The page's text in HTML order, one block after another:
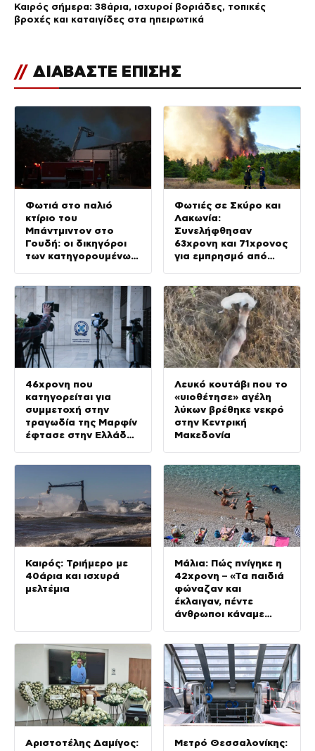
Καιρός σήμερα: 38άρια, ισχυροί βοριάδες, τοπικές
βροχές και καταιγίδες στα ηπειρωτικά
// ΔΙΑΒΑΣΤΕ ΕΠΙΣΗΣ
Φωτιά στο παλιό
κτίριο του
Μπάντμιντον στο
Γουδή: οι δικηγόροι
των κατηγορουμένων
ελλείψεων και
σοβαρών κενών»
Φωτιές σε Σκύρο και
Λακωνία:
Συνελήφθησαν
63χρονη και 71χρονος
για εμπρησμό από
46χρονη που
κατηγορείται για
συμμετοχή στην
τραγωδία της Μαρφίν
έφτασε στην Ελλάδα
Λευκό κουτάβι που το
«υιοθέτησε» αγέλη
λύκων βρέθηκε νεκρό
στην Κεντρική
Μακεδονία
Καιρός: Τριήμερο με
40άρια και ισχυρά
μελτέμια
Μάλια: Πώς πνίγηκε η
42χρονη – «Τα παιδιά
φώναζαν και
έκλαιγαν, πέντε
άνθρωποι κάναμε
Αριστοτέλης Δαμίγος:
Μετρό Θεσσαλονίκης: